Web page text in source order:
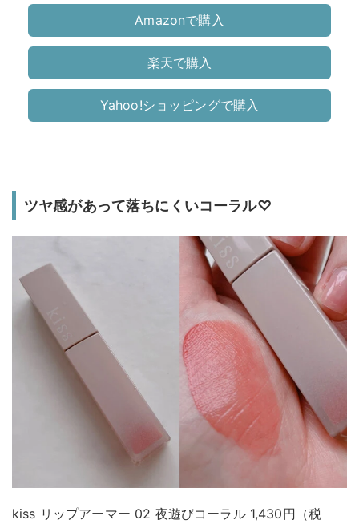
Amazonで購入
楽天で購入
Yahoo!ショッピングで購入
ツヤ感があって落ちにくいコーラル♡
kiss リップアーマー 02 夜遊びコーラル 1,430円（税